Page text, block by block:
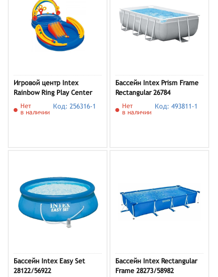
Игровой центр Intex
Rainbow Ring Play Center
57453
Нет
в наличии
Код: 256316-1
Бассейн Intex Prism Frame
Rectangular 26784
Нет
в наличии
Код: 493811-1
Бассейн Intex Easy Set
28122/56922
Бассейн Intex Rectangular
Frame 28273/58982